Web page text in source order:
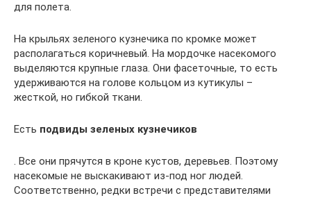
для полета.
На крыльях зеленого кузнечика по кромке может
располагаться коричневый. На мордочке насекомого
выделяются крупные глаза. Они фасеточные, то есть
удерживаются на голове кольцом из кутикулы –
жесткой, но гибкой ткани.
Есть подвиды зеленых кузнечиков
. Все они прячутся в кроне кустов, деревьев. Поэтому
насекомые не выскакивают из-под ног людей.
Соответственно, редки встречи с представителями